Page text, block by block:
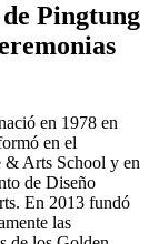
Pingtung
en 1978 en
en el
& Arts School y en
de Diseño
En 2013 fundó
las